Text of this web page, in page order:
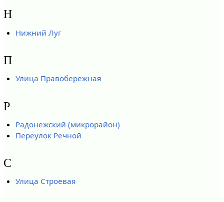
Н
Нижний Луг
П
Улица Правобережная
Р
Радонежский (микрорайон)
Переулок Речной
С
Улица Строевая